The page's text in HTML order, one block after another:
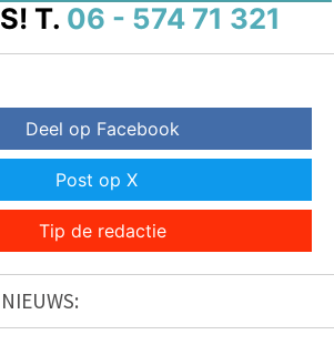
T. 06 - 574 71 321
Deel op Facebook
Post op X
Tip de redactie